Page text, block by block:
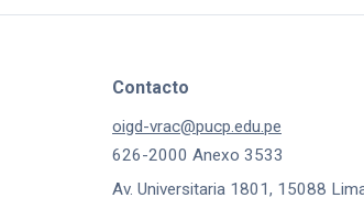
Contacto
oigd-vrac@pucp.edu.pe
626-2000 Anexo 3533
Av. Universitaria 1801, 15088